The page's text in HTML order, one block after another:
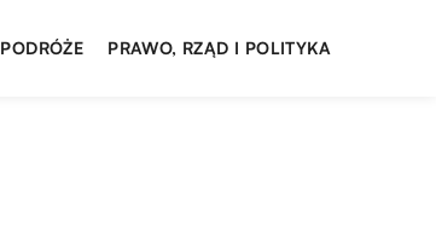
PODRÓŻE PRAWO, RZĄD I POLITYKA